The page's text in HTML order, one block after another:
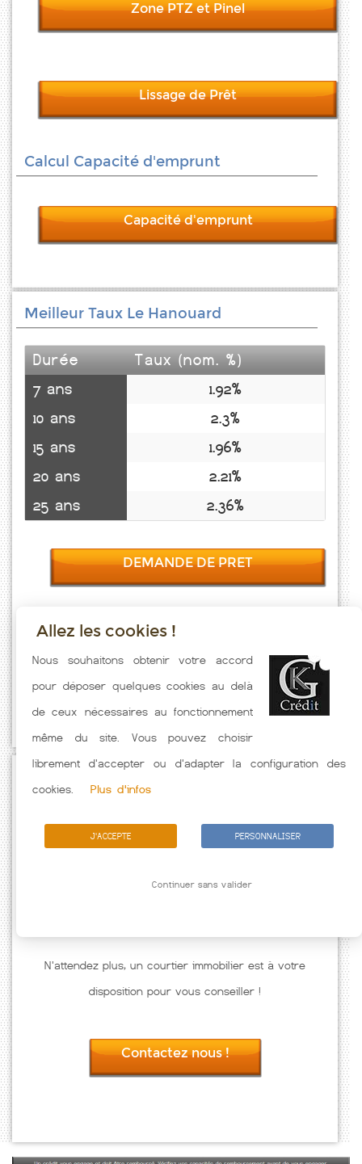
Zone PTZ et Pinel
Lissage de Prêt
Calcul Capacité d'emprunt
Capacité d'emprunt
Meilleur Taux Le Hanouard
Durée
Taux (nom. %)
7 ans
1.92%
10 ans
2.3%
15 ans
1.96%
20 ans
2.21%
25 ans
2.36%
DEMANDE DE PRET
Taux emprunt actualisés (Le Hanouard) toutes les semaines. Taux
Immobilier pratiqués par nos partenaires bancaires. Meilleur Taux
hors assurance. Taux crédit immobilier indicatif fonction des
caractéristiques de l'emprunteur.
N'attendez plus, un courtier immobilier est à votre
disposition pour vous conseiller !
Contactez nous !
Allez les cookies !
Nous souhaitons obtenir votre accord
pour déposer quelques cookies au delà
de ceux nécessaires au fonctionnement
même du site. Vous pouvez choisir
librement d'accepter ou d'adapter la configuration des
cookies.
Plus d'infos
J'ACCEPTE PERSONNALISER
Continuer sans valider